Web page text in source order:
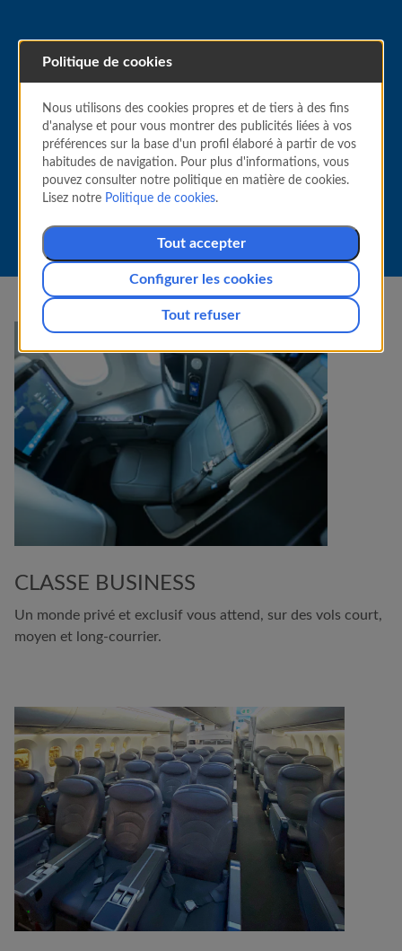
VOUS INDIQUEZ LE PRIX
Offrez-vous un voyage de
catégorie supérieure
CLASSE BUSINESS
Un monde privé et exclusif vous attend, sur des vols court,
moyen et long-courrier.
Politique de cookies
Nous utilisons des cookies propres et de tiers à des fins
d'analyse et pour vous montrer des publicités liées à vos
préférences sur la base d'un profil élaboré à partir de vos
habitudes de navigation. Pour plus d'informations, vous
pouvez consulter notre politique en matière de cookies.
Lisez notre Politique de cookies.
Tout accepter
Tout refuser
Configurer les cookies